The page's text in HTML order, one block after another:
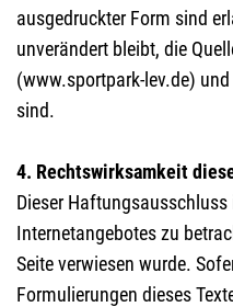
ausgedruckter Form sind
unverändert bleibt, die
(www.sportpark-lev.de)
sind.
4. Rechtswirksamkeit
Dieser Haftungsausschluss
Internetangebotes zu
Seite verwiesen wurde.
Formulierungen dieses